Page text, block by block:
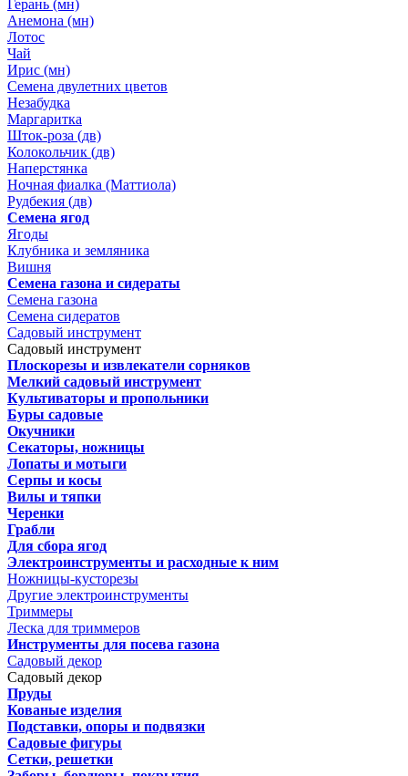
Герань (мн)
Анемона (мн)
Лотос
Чай
Ирис (мн)
Семена двулетних цветов
Незабудка
Маргаритка
Шток-роза (дв)
Колокольчик (дв)
Наперстянка
Ночная фиалка (Маттиола)
Рудбекия (дв)
Семена ягод
Ягоды
Клубника и земляника
Вишня
Семена газона и сидераты
Семена газона
Семена сидератов
Садовый инструмент
Садовый инструмент
Плоскорезы и извлекатели сорняков
Мелкий садовый инструмент
Культиваторы и пропольники
Буры садовые
Окучники
Секаторы, ножницы
Лопаты и мотыги
Серпы и косы
Вилы и тяпки
Черенки
Грабли
Для сбора ягод
Электроинструменты и расходные к ним
Ножницы-кусторезы
Другие электроинструменты
Триммеры
Леска для триммеров
Инструменты для посева газона
Садовый декор
Садовый декор
Пруды
Кованые изделия
Подставки, опоры и подвязки
Садовые фигуры
Сетки, решетки